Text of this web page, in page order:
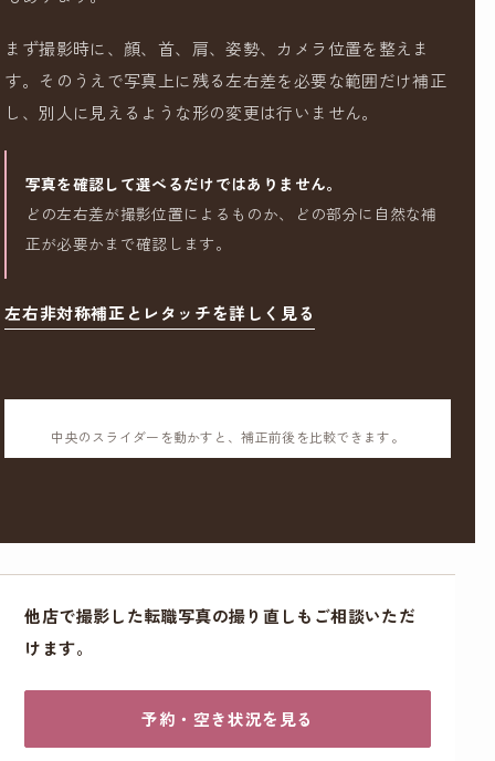
まず撮影時に、顔、首、肩、姿勢、カメラ位置を整えま
す。そのうえで写真上に残る左右差を必要な範囲だけ補正
し、別人に見えるような形の変更は行いません。
写真を確認して選べるだけではありません。
どの左右差が撮影位置によるものか、どの部分に自然な補
正が必要かまで確認します。
左右非対称補正とレタッチを詳しく見る
中央のスライダーを動かすと、補正前後を比較できます。
他店で撮影した転職写真の撮り直しもご相談いただ
けます。
予約・空き状況を見る